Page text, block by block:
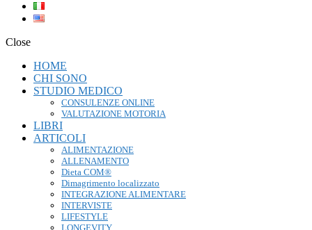
Close
HOME
CHI SONO
STUDIO MEDICO
CONSULENZE ONLINE
VALUTAZIONE MOTORIA
LIBRI
ARTICOLI
ALIMENTAZIONE
ALLENAMENTO
Dieta COM®
Dimagrimento localizzato
INTEGRAZIONE ALIMENTARE
INTERVISTE
LIFESTYLE
LONGEVITY